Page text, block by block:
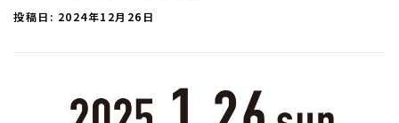
投稿日: 2024年12月26日